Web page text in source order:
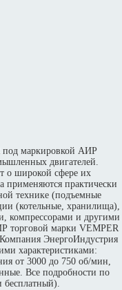
под маркировкой АИР
двигателей.
о широкой сфере их
применяются практически
технике (подъемные
(котельные, хранилища),
компрессорами и другими
торговой марки VEMPER
ЭнергоИндустрия
характеристиками:
от 3000 до 750 об/мин,
Все подробности по
бесплатный).